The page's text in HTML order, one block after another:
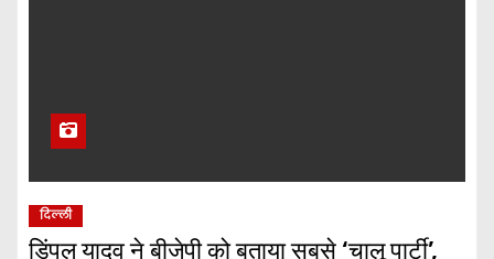
दिल्ली
डिंपल यादव ने बीजेपी को बताया सबसे ‘चालू पार्टी’,